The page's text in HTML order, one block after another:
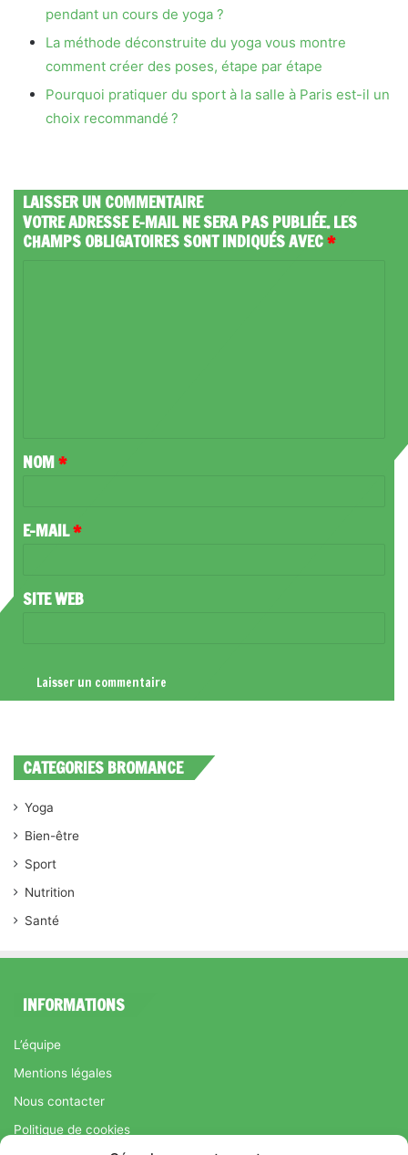
pendant un cours de yoga ?
La méthode déconstruite du yoga vous montre
comment créer des poses, étape par étape
Pourquoi pratiquer du sport à la salle à Paris est-il un
choix recommandé ?
LAISSER UN COMMENTAIRE
VOTRE ADRESSE E-MAIL NE SERA PAS PUBLIÉE.LES
CHAMPS OBLIGATOIRES SONT INDIQUÉS AVEC*
A
R
NOM*
E-MAIL*
SITE WEB
CATEGORIES BROMANCE
Yoga
Bien-être
Sport
Nutrition
Santé
INFORMATIONS
L’équipe
Mentions légales
Nous contacter
Politique de cookies